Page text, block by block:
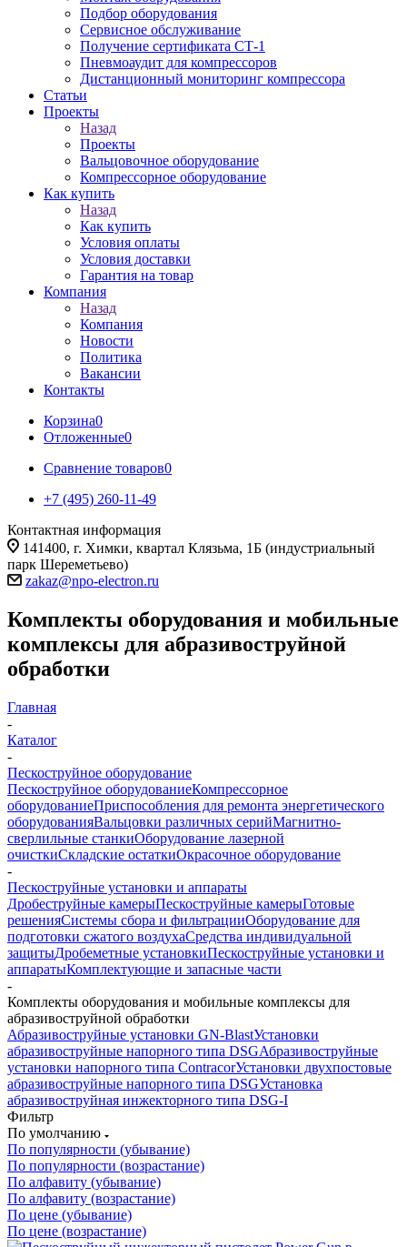
Подбор оборудования
Сервисное обслуживание
Получение сертификата СТ-1
Пневмоаудит для компрессоров
Дистанционный мониторинг компрессора
Статьи
Проекты
Назад
Проекты
Вальцовочное оборудование
Компрессорное оборудование
Как купить
Назад
Как купить
Условия оплаты
Условия доставки
Гарантия на товар
Компания
Назад
Компания
Новости
Политика
Вакансии
Контакты
Корзина0
Отложенные0
Сравнение товаров0
+7 (495) 260-11-49
Контактная информация
141400, г. Химки, квартал Клязьма, 1Б (индустриальный
парк Шереметьево)
zakaz@npo-electron.ru
Комплекты оборудования и мобильные
комплексы для абразивоструйной
обработки
Главная
-
Каталог
-
Пескоструйное оборудование
Пескоструйное оборудованиеКомпрессорное
оборудованиеПриспособления для ремонта энергетического
оборудованияВальцовки различных серийМагнитно-
сверлильные станкиОборудование лазерной
очисткиСкладские остаткиОкрасочное оборудование
-
Пескоструйные установки и аппараты
Дробеструйные камерыПескоструйные камерыГотовые
решенияСистемы сбора и фильтрацииОборудование для
подготовки сжатого воздухаСредства индивидуальной
защитыДробеметные установкиПескоструйные установки и
аппаратыКомплектующие и запасные части
-
Комплекты оборудования и мобильные комплексы для
абразивоструйной обработки
Абразивоструйные установки GN-BlastУстановки
абразивоструйные напорного типа DSGАбразивоструйные
установки напорного типа ContracorУстановки двухпостовые
абразивоструйные напорного типа DSGУстановка
абразивоструйная инжекторного типа DSG-I
Фильтр
По умолчанию
По популярности (убывание)
По популярности (возрастание)
По алфавиту (убывание)
По алфавиту (возрастание)
По цене (убывание)
По цене (возрастание)